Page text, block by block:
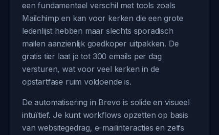
een fundamenteel verschil met tools zoals
Mailchimp en kan voor kerken die een grote
ledenlijst hebben maar slechts sporadisch
mailen aanzienlijk goedkoper uitpakken. De
gratis tier laat je tot 300 emails per dag
versturen, wat voor veel kerken in de
opstartfase ruim voldoende is.
De automatisering in Brevo is solide en visueel
intuïtief. Je kunt workflows opzetten op basis
van websitegedrag, e-mailinteracties en zelfs